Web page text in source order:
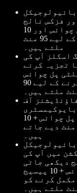
فزکس نالج
دیکھی جاتی ہے۔ اس میں 59 ملٹی پل چوائس اور 10
پیسیج بیسڈ سوالات ہوتے ہیں، جن کے لیے 95 منٹ
ملتے ہیں۔
اسکلز آپ کی
تجزیہ کرنے
پرکھتے ہیں۔ اس میں 53 ملٹی پل چوائس
سوالات ہوتے ہیں اور انہیں حل کرنے کے لیے 90
ملتے ہیں۔
آف
سے متعلق سوالات آتے ہیں۔ 59 ملٹی پل چوائس + 10
پیسیج بیسڈ سوالات کے لیے کل 95 منٹ دیے جاتے
ہیں۔
میں آپ کی
دیکھی جاتی
ہے۔ اس میں بھی 59 ملٹی پل چوائس + 10 پیسیج
کرنے کو